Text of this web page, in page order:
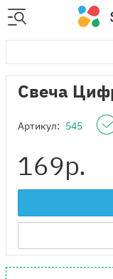
Свеча
Артикул: 545
169р.